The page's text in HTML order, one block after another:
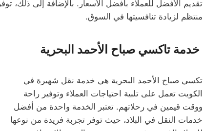
تقديم الأفضل للعملاء بأفضل الأسعار. بالإضافة إلى
منتظم لزيادة تنافسيتها في السوق.
خدمة تاكسي صباح الأحمد البحرية
تكسي صباح الأحمد البحرية هي خدمة نقل شهيرة في
الكويت تعمل على تلبية احتياجات العملاء وتوفير راحة
ووقت قيمين في رحلاتهم. تعتبر الخدمة واحدة من أفضل
خدمات النقل في البلاد، حيث توفر تجربة فريدة من نوعها